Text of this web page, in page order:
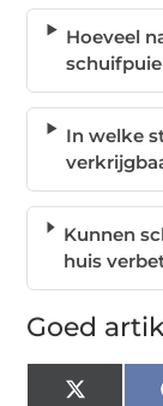
Hoeveel
In welke
Kunnen
huis
Goed
X